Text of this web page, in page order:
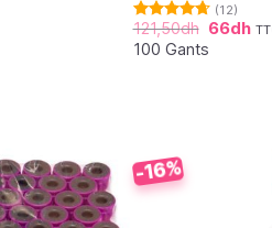
Note4.67
sur 5
(12)
121,50dh 66dh
100 Gants
-16%